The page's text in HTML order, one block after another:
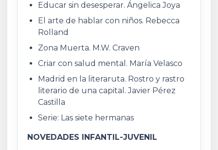
Educar sin desesperar. Ángelica Joya
El arte de hablar con niños. Rebecca
Rolland
Zona Muerta. M.W. Craven
Criar con salud mental. María Velasco
Madrid en la literaruta. Rostro y rastro
literario de una capital. Javier Pérez
Castilla
Serie: Las siete hermanas
NOVEDADES INFANTIL-JUVENIL